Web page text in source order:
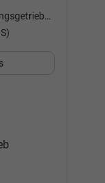
Doppelkupplungsgetriebe (DSG)